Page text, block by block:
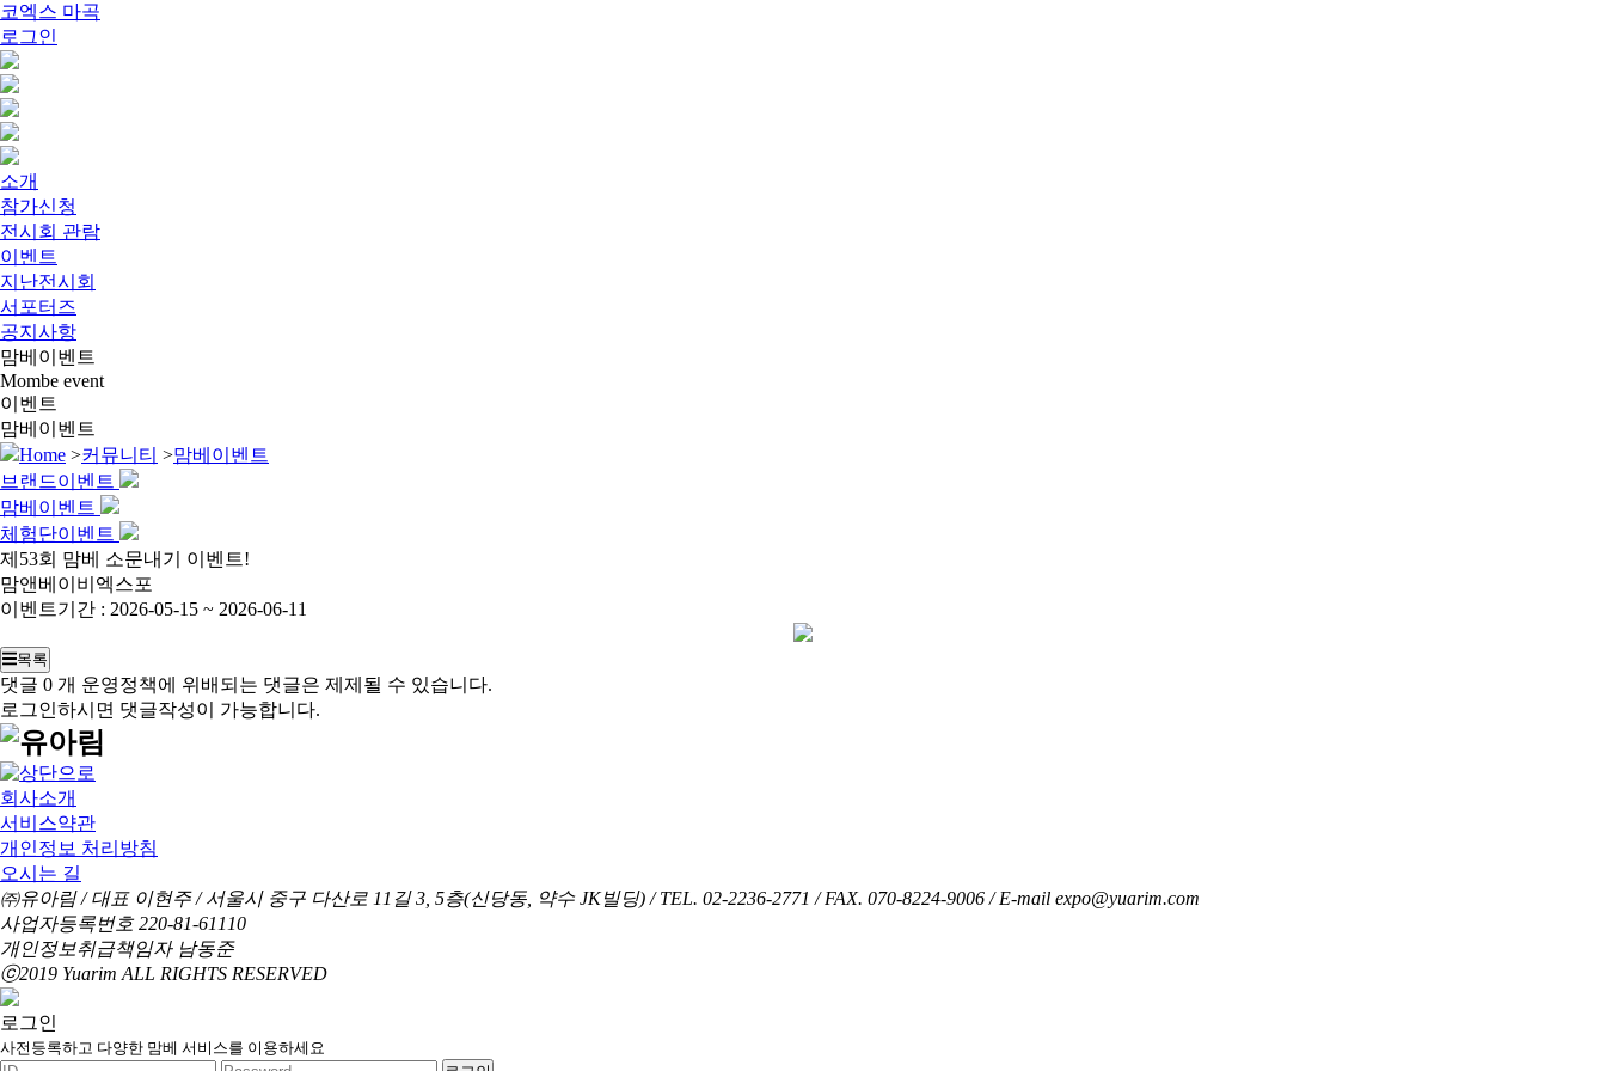
코엑스 마곡
로그인
소개
참가신청
전시회 관람
이벤트
지난전시회
서포터즈
공지사항
맘베이벤트
Mombe event
이벤트
맘베이벤트
Home >커뮤니티 >맘베이벤트
브랜드이벤트
맘베이벤트
체험단이벤트
제53회 맘베 소문내기 이벤트!
맘앤베이비엑스포
이벤트기간 : 2026-05-15 ~ 2026-06-11
목록
댓글 0 개 운영정책에 위배되는 댓글은 제제될 수 있습니다.
로그인하시면 댓글작성이 가능합니다.
회사소개
서비스약관
개인정보 처리방침
오시는 길
㈜유아림/대표 이현주/서울시 중구 다산로 11길 3, 5층(신당동, 약수 JK빌딩) /TEL. 02-2236-2771 / FAX. 070-8224-9006 /E-mail expo@yuarim.com
사업자등록번호 220-81-61110
개인정보취급책임자 남동준
ⓒ2019 Yuarim ALL RIGHTS RESERVED
로그인
사전등록하고 다양한 맘베 서비스를 이용하세요